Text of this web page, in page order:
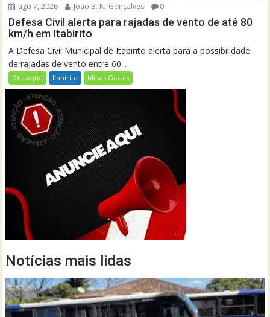
ago 7, 2026 João B. N. Gonçalves 0
Defesa Civil alerta para rajadas de vento de até 80
km/h em Itabirito
A Defesa Civil Municipal de Itabirito alerta para a possibilidade
de rajadas de vento entre 60...
Destaque Itabirito Minas Gerais
Notícias mais lidas